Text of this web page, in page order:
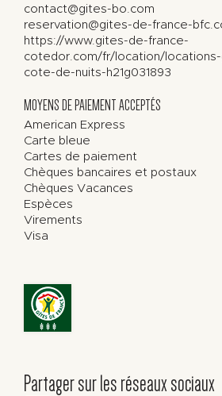
contact@gites-bo.com
reservation@gites-de-france-
https://www.gites-de-france-
cotedor.com/fr/location/
cote-de-nuits-h21g031893
MOYENS DE PAIEMENT ACCEPTÉS
American Express
Carte bleue
Cartes de paiement
Chèques bancaires et postaux
Chèques Vacances
Espèces
Virements
Visa
Partager sur les réseaux sociaux